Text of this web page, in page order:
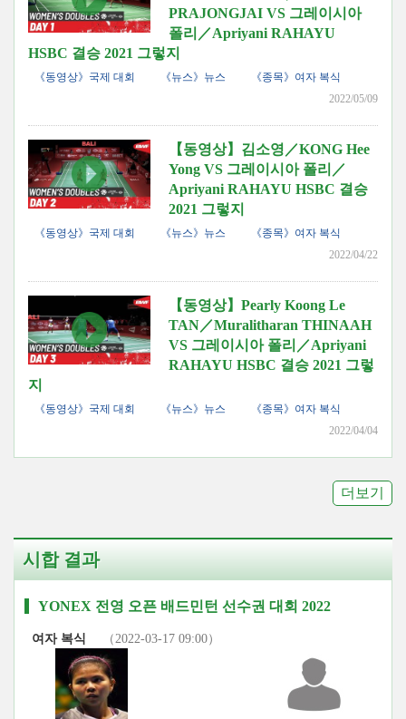
PRAJONGJAI VS 그레이시아
폴리／Apriyani RAHAYU
HSBC 결승 2021 그렇지
《동영상》국제 대회 《뉴스》뉴스
《종목》여자 복식
2022/05/09
【동영상】김소영／KONG Hee
Yong VS 그레이시아 폴리／
Apriyani RAHAYU HSBC 결승
2021 그렇지
《동영상》국제 대회 《뉴스》뉴스
《종목》여자 복식
2022/04/22
【동영상】Pearly Koong Le
TAN／Muralitharan THINAAH
VS 그레이시아 폴리／Apriyani
RAHAYU HSBC 결승 2021 그렇
지
《동영상》국제 대회 《뉴스》뉴스
《종목》여자 복식
2022/04/04
더보기
시합 결과
YONEX 전영 오픈 배드민턴 선수권 대회 2022
여자 복식 （2022-03-17 09:00）